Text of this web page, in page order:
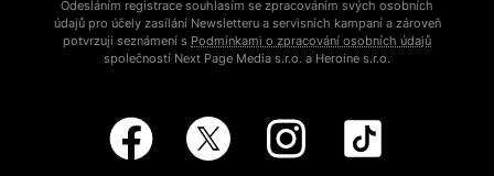
Odesláním registrace souhlasím se zpracováním svých osobních
údajů pro účely zasílání Newsletteru a servisních kampaní a zároveň
potvrzuji seznámení s Podmínkami o zpracování osobních údajů
společností Next Page Media s.r.o. a Heroine s.r.o.